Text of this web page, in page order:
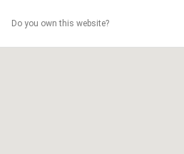
Do you own this website?